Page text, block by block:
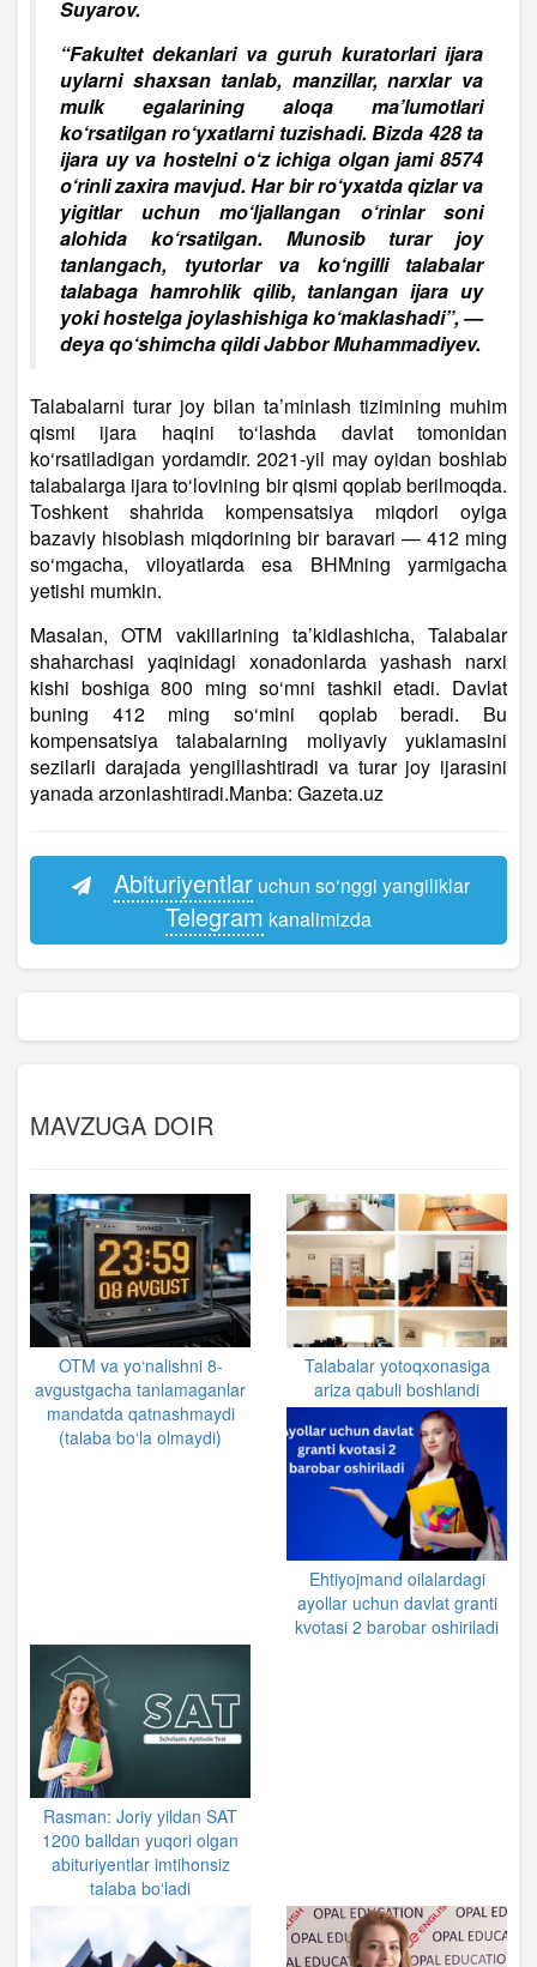
Suyarov.
“Fakultet dekanlari va guruh kuratorlari ijara
uylarni shaxsan tanlab, manzillar, narxlar va
mulk egalarining aloqa ma’lumotlari
ko‘rsatilgan ro‘yxatlarni tuzishadi. Bizda 428 ta
ijara uy va hostelni o‘z ichiga olgan jami 8574
o‘rinli zaxira mavjud. Har bir ro‘yxatda qizlar va
yigitlar uchun mo‘ljallangan o‘rinlar soni
alohida ko‘rsatilgan. Munosib turar joy
tanlangach, tyutorlar va ko‘ngilli talabalar
talabaga hamrohlik qilib, tanlangan ijara uy
yoki hostelga joylashishiga ko‘maklashadi”, —
deya qo‘shimcha qildi Jabbor Muhammadiyev.
Talabalarni turar joy bilan ta’minlash tizimining muhim
qismi ijara haqini to‘lashda davlat tomonidan
ko‘rsatiladigan yordamdir. 2021-yil may oyidan boshlab
talabalarga ijara to‘lovining bir qismi qoplab berilmoqda.
Toshkent shahrida kompensatsiya miqdori oyiga
bazaviy hisoblash miqdorining bir baravari — 412 ming
so‘mgacha, viloyatlarda esa BHMning yarmigacha
yetishi mumkin.
Masalan, OTM vakillarining ta’kidlashicha, Talabalar
shaharchasi yaqinidagi xonadonlarda yashash narxi
kishi boshiga 800 ming so‘mni tashkil etadi. Davlat
buning 412 ming so‘mini qoplab beradi. Bu
kompensatsiya talabalarning moliyaviy yuklamasini
sezilarli darajada yengillashtiradi va turar joy ijarasini
yanada arzonlashtiradi.Manba: Gazeta.uz
Abituriyentlaruchun so‘nggi yangiliklar
Telegram kanalimizda
MAVZUGA DOIR
OTM va yo‘nalishni 8-
avgustgacha tanlamaganlar
mandatda qatnashmaydi
(talaba bo‘la olmaydi)
Talabalar yotoqxonasiga
ariza qabuli boshlandi
Ehtiyojmand oilalardagi
ayollar uchun davlat granti
kvotasi 2 barobar oshiriladi
Rasman: Joriy yildan SAT
1200 balldan yuqori olgan
abituriyentlar imtihonsiz
talaba boʻladi